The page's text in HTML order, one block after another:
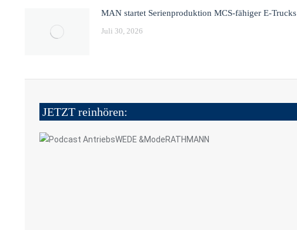
MAN startet Serienproduktion MCS-fähiger E-Trucks
Juli 30, 2026
JETZT reinhören: